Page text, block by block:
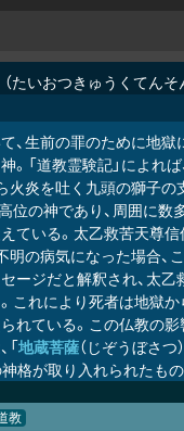
たいおつきゅうくてんそ
、生前の罪のために地
。「道教霊験記」によれ
火炎を吐く九頭の獅子
位の神であり、周囲に数
ている。太乙救苦天尊
明の病気になった場合、
ージだと解釈され、太
これにより死者は地獄
れている。この仏教の
「地蔵菩薩（じぞうぼさつ
神格が取り入れられたも
教